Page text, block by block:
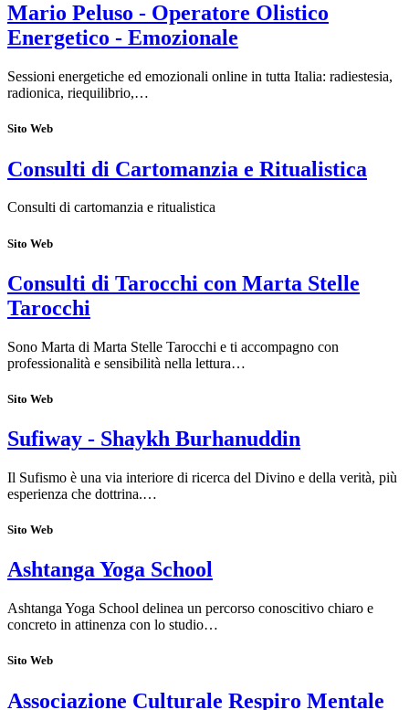
Mario Peluso - Operatore Olistico
Energetico - Emozionale
Sessioni energetiche ed emozionali online in tutta Italia: radiestesia,
radionica, riequilibrio,…
Sito Web
Consulti di Cartomanzia e Ritualistica
Consulti di cartomanzia e ritualistica
Sito Web
Consulti di Tarocchi con Marta Stelle
Tarocchi
Sono Marta di Marta Stelle Tarocchi e ti accompagno con
professionalità e sensibilità nella lettura…
Sito Web
Sufiway - Shaykh Burhanuddin
Il Sufismo è una via interiore di ricerca del Divino e della verità, più
esperienza che dottrina.…
Sito Web
Ashtanga Yoga School
Ashtanga Yoga School delinea un percorso conoscitivo chiaro e
concreto in attinenza con lo studio…
Sito Web
Associazione Culturale Respiro Mentale